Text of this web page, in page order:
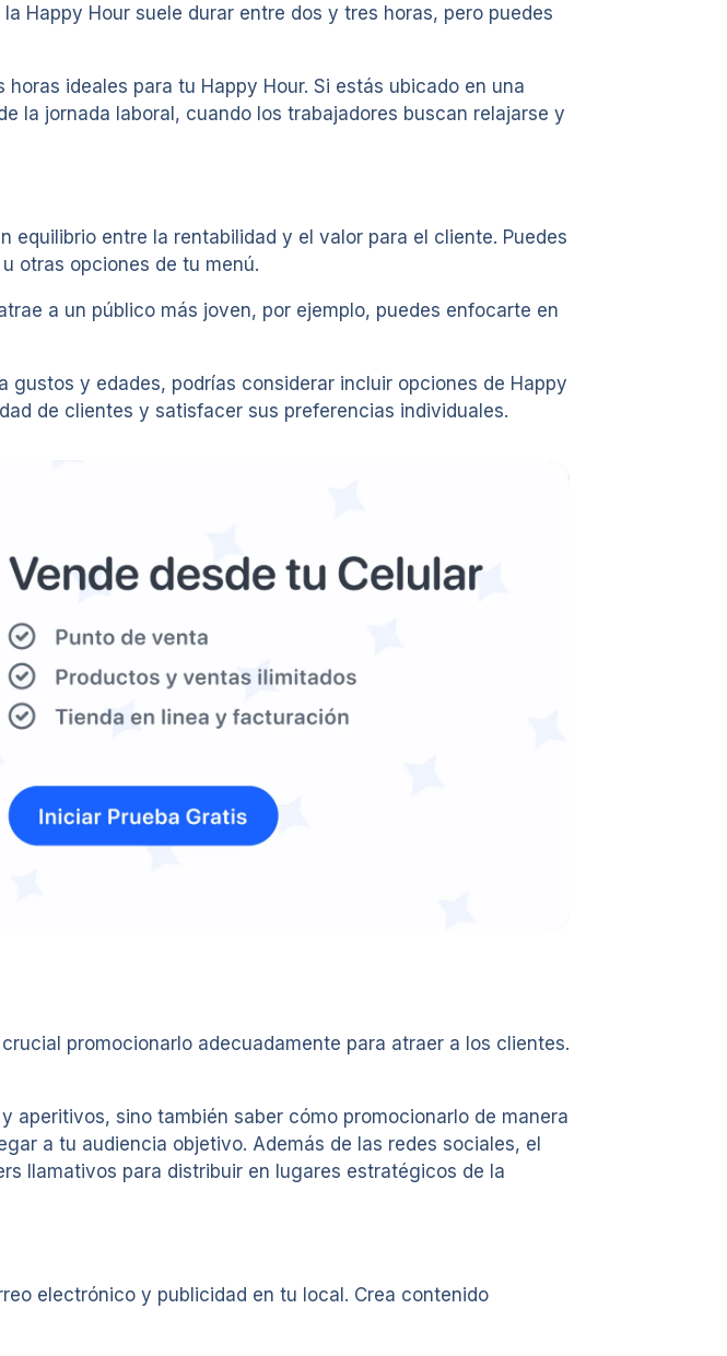
Happy Hour suele durar entre dos y tres horas, pero puedes
ideales para tu Happy Hour. Si estás ubicado en una
la jornada laboral, cuando los trabajadores buscan relajarse y
entre la rentabilidad y el valor para el cliente. Puedes
otras opciones de tu menú.
a un público más joven, por ejemplo, puedes enfocarte en
y edades, podrías considerar incluir opciones de Happy
de clientes y satisfacer sus preferencias individuales.
promocionarlo adecuadamente para atraer a los clientes.
aperitivos, sino también saber cómo promocionarlo de manera
a tu audiencia objetivo. Además de las redes sociales, el
llamativos para distribuir en lugares estratégicos de la
electrónico y publicidad en tu local. Crea contenido